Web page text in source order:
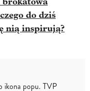
do dziś
nią inspirują?
ikona popu. TVP